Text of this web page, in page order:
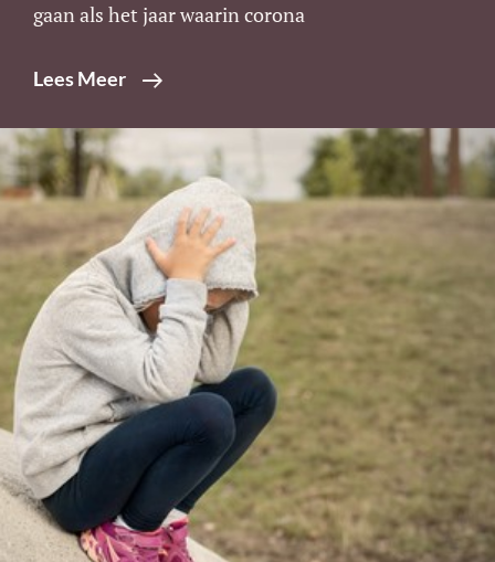
gaan als het jaar waarin corona
Lees Meer
Meer
Virus